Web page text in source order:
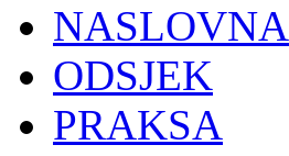
NASLOVNA
ODSJEK
PRAKSA